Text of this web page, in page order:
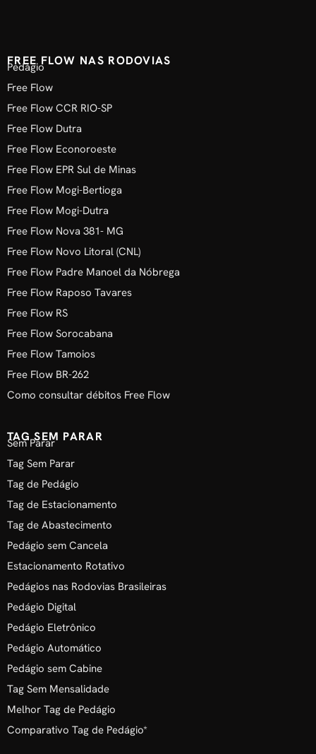
FREE FLOW NAS RODOVIAS
Pedágio
Free Flow
Free Flow CCR RIO-SP
Free Flow Dutra
Free Flow Econoroeste
Free Flow EPR Sul de Minas
Free Flow Mogi-Bertioga
Free Flow Mogi-Dutra
Free Flow Nova 381- MG
Free Flow Novo Litoral (CNL)
Free Flow Padre Manoel da Nóbrega
Free Flow Raposo Tavares
Free Flow RS
Free Flow Sorocabana
Free Flow Tamoios
Free Flow BR-262
Como consultar débitos Free Flow
TAG SEM PARAR
Sem Parar
Tag Sem Parar
Tag de Pedágio
Tag de Estacionamento
Tag de Abastecimento
Pedágio sem Cancela
Estacionamento Rotativo
Pedágios nas Rodovias Brasileiras
Pedágio Digital
Pedágio Eletrônico
Pedágio Automático
Pedágio sem Cabine
Tag Sem Mensalidade
Melhor Tag de Pedágio
Comparativo Tag de Pedágio*